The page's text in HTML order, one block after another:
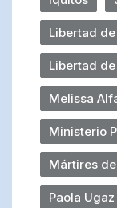
Libertad
Libertad
Melissa
Ministerio
Mártires
Paola Ugaz